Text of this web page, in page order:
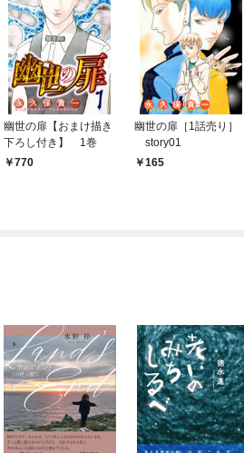
幽世の扉【おまけ描き
下ろし付き】 1巻
770
幽世の扉［1話売り］
story01
165